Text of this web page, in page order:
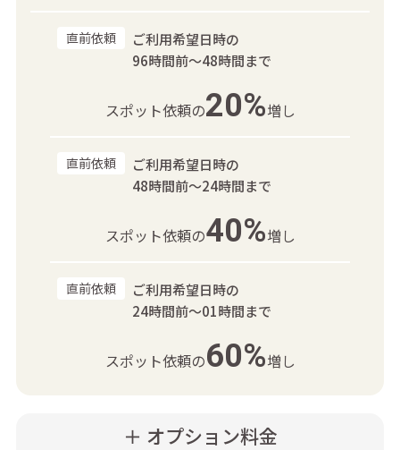
直前依頼
ご利用希望日時の
96時間前～48時間まで
スポット依頼の20%増し
直前依頼
ご利用希望日時の
48時間前～24時間まで
スポット依頼の40%増し
直前依頼
ご利用希望日時の
24時間前～01時間まで
スポット依頼の60%増し
＋ オプション料金